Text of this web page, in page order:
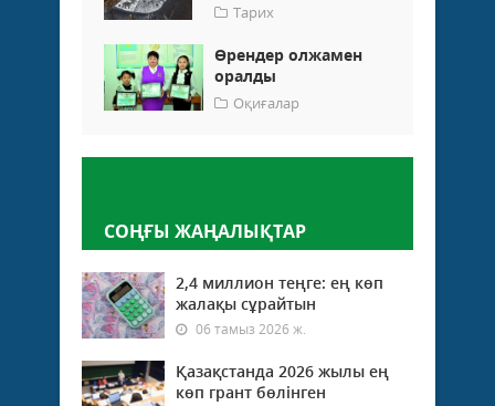
Тарих
Өрендер олжамен
оралды
Оқиғалар
СОҢҒЫ ЖАҢАЛЫҚТАР
2,4 миллион теңге: ең көп
жалақы сұрайтын
06 тамыз 2026 ж.
Қазақстанда 2026 жылы ең
көп грант бөлінген